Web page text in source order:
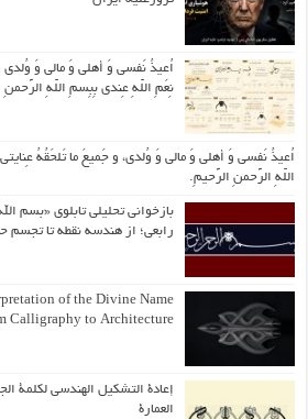
اُعیذُ نَفسی وَ أهلی وَ مالی وَ وُلدی
نِعَمِ اللّهِ عِندی بِبِسمِ اللّهِ الرَّحمنِ
اُعیذُ نَفسی وَ أهلی وَ مالی وَ وُلدی، و جَمیعَ ما تَلحَقُهُ
اللّهِ الرَّحمنِ الرَّحیمِ.
بازخوانی تحلیلی تابلوی «بسم
رابعی؛ از هندسه نقطه تا تجسم
of the Divine Name
Calligraphy to Architecture
إعادة التشكيل الهندسي لكلمة
العمارة